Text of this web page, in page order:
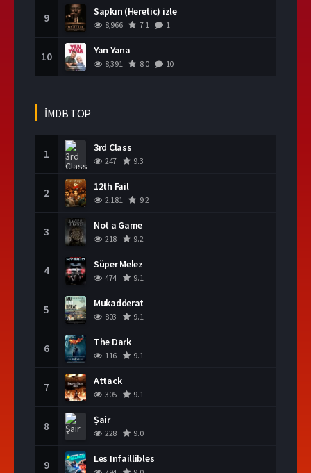
9 Sapkın (Heretic) izle
8,966 7.1 1
10 Yan Yana
8,391 8.0 10
İMDB TOP
1 3rd Class
247 9.3
2 12th Fail
2,181 9.2
3 Not a Game
218 9.2
4 Süper Melez
474 9.1
5 Mukadderat
803 9.1
6 The Dark
116 9.1
7 Attack
305 9.1
8 Şair
228 9.0
9 Les Infaillibles